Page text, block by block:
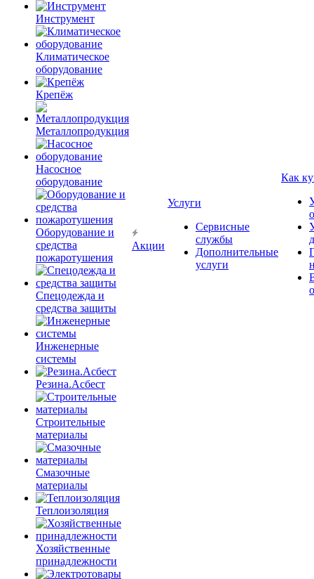
Инструмент
Климатическое
оборудование
Крепёж
Металлопродукция
Насосное
оборудование
Оборудование и
средства
пожаротушения
Спецодежда и
средства защиты
Инженерные
системы
Резина.Асбест
Строительные
материалы
Смазочные
материалы
Теплоизоляция
Хозяйственные
принадлежности
Акции
Услуги
Сервисные
службы
Дополнительные
услуги
Как